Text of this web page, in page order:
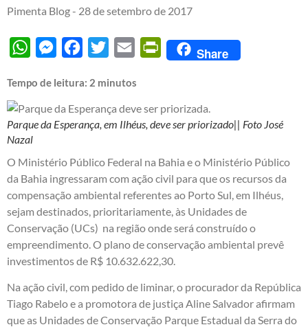
Pimenta Blog - 28 de setembro de 2017
WhatsAppMessengerFacebook
Twitter Email PrintFriendly
Share
Tempo de leitura: 2 minutos
Parque da Esperança, em Ilhéus, deve ser priorizado|| Foto José
Nazal
O Ministério Público Federal na Bahia e o Ministério Público
da Bahia ingressaram com ação civil para que os recursos da
compensação ambiental referentes ao Porto Sul, em Ilhéus,
sejam destinados, prioritariamente, às Unidades de
Conservação (UCs) na região onde será construído o
empreendimento. O plano de conservação ambiental prevê
investimentos de R$ 10.632.622,30.
Na ação civil, com pedido de liminar, o procurador da República
Tiago Rabelo e a promotora de justiça Aline Salvador afirmam
que as Unidades de Conservação Parque Estadual da Serra do